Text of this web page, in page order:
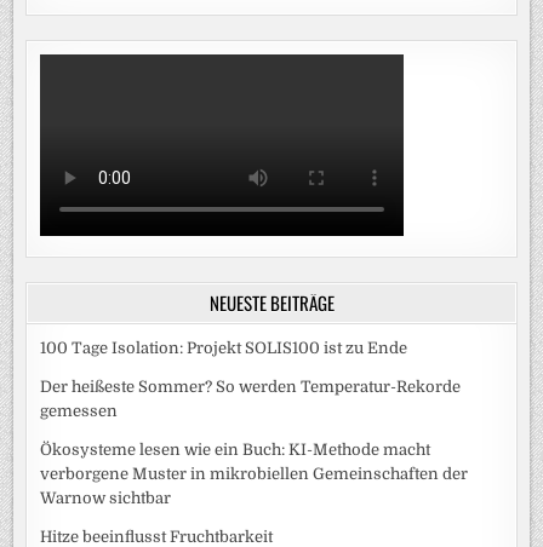
NEUESTE BEITRÄGE
100 Tage Isolation: Projekt SOLIS100 ist zu Ende
Der heißeste Sommer? So werden Temperatur-Rekorde
gemessen
Ökosysteme lesen wie ein Buch: KI-Methode macht
verborgene Muster in mikrobiellen Gemeinschaften der
Warnow sichtbar
Hitze beeinflusst Fruchtbarkeit